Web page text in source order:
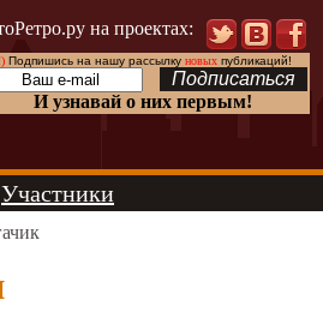
на проектах:
Подпишись на нашу рассылку новыхпубликаций!
И узнавай о них первым!
Участники